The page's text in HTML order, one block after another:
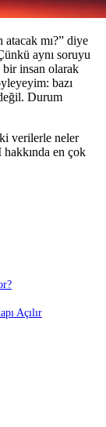
atacak mı?” diye
aynı soruyu
insan olarak
bazı
Durum
verilerle neler
en çok
Açılır